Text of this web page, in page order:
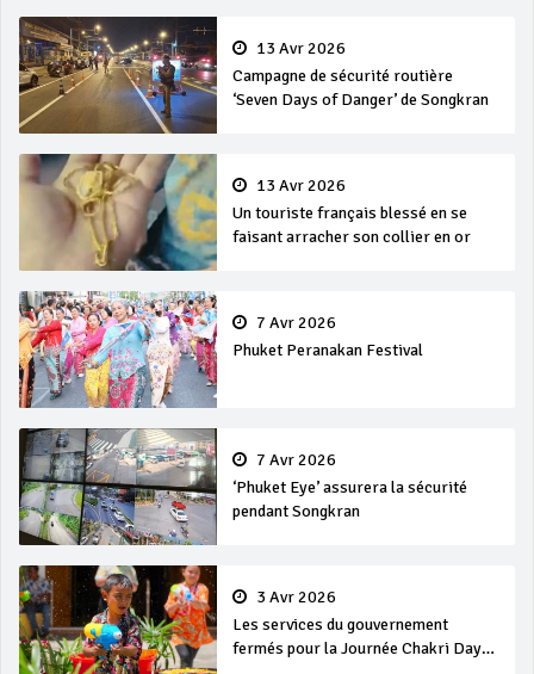
13 Avr 2026
Campagne de sécurité routière
‘Seven Days of Danger’ de Songkran
13 Avr 2026
Un touriste français blessé en se
faisant arracher son collier en or
7 Avr 2026
Phuket Peranakan Festival
7 Avr 2026
‘Phuket Eye’ assurera la sécurité
pendant Songkran
3 Avr 2026
Les services du gouvernement
fermés pour la Journée Chakri Day